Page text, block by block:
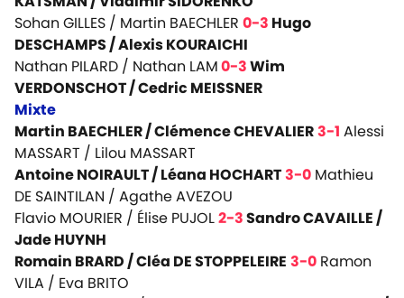
Sohan GILLES / Martin BAECHLER 0-3 Hugo
DESCHAMPS / Alexis KOURAICHI
Nathan PILARD / Nathan LAM0-3Wim
VERDONSCHOT / Cedric MEISSNER
Mixte
Martin BAECHLER / Clémence CHEVALIER3-1 Alessi
MASSART / Lilou MASSART
Antoine NOIRAULT / Léana HOCHART3-0 Mathieu
DE SAINTILAN / Agathe AVEZOU
Flavio MOURIER / Élise PUJOL2-3Sandro CAVAILLE /
Jade HUYNH
Romain BRARD / Cléa DE STOPPELEIRE 3-0 Ramon
VILA / Eva BRITO